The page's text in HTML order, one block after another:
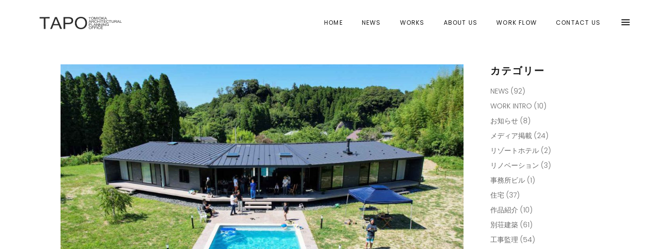
HOME NEWS WORKS ABOUT US WORK FLOW CONTACT US
カテゴリー
NEWS (92)
WORK INTRO (10)
お知らせ(8)
メディア掲載(24)
リゾートホテル(2)
リノベーション (3)
事務所ビル(1)
住宅 (37)
作品紹介 (10)
別荘建築(61)
工事監理(54)